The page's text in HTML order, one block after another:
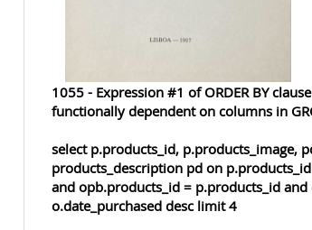
1055 - Expression #1 of ORDER BY
functionally dependent on columns in
select p.products_id, p.products_image,
products_description pd on
and opb.products_id = p.products_id
o.date_purchased desc limit 4